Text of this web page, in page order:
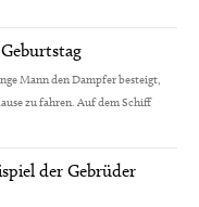
Mann den Dampfer besteigt,
zu fahren. Auf dem Schiff
der Gebrüder